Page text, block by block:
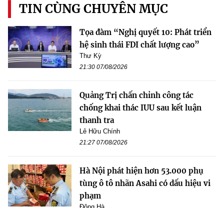
TIN CÙNG CHUYÊN MỤC
Tọa đàm “Nghị quyết 10: Phát triển
hệ sinh thái FDI chất lượng cao”
Thư Kỳ
21:30 07/08/2026
Quảng Trị chấn chỉnh công tác
chống khai thác IUU sau kết luận
thanh tra
Lê Hữu Chính
21:27 07/08/2026
Hà Nội phát hiện hơn 53.000 phụ
tùng ô tô nhãn Asahi có dấu hiệu vi
phạm
Đông Hà